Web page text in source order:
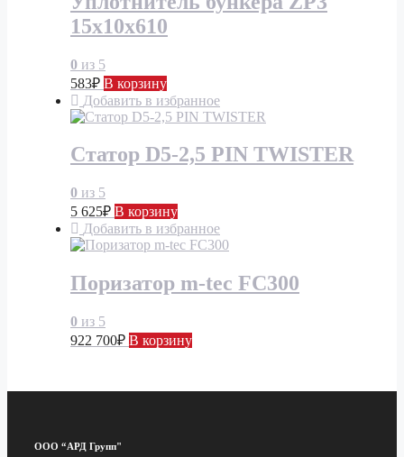
15x10x610
0 из 5
583₽ В корзину
Добавить в избранное
Статор D5-2,5 PIN TWISTER
0 из 5
5 625₽ В корзину
Добавить в избранное
Поризатор m-tec FC300
0 из 5
922 700₽ В корзину
ООО “АРД Групп"